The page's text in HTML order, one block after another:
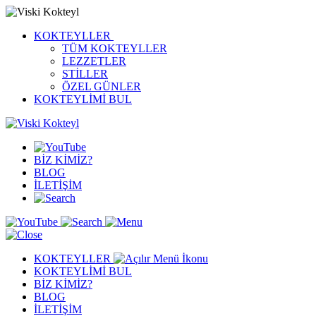
KOKTEYLLER
TÜM KOKTEYLLER
LEZZETLER
STİLLER
ÖZEL GÜNLER
KOKTEYLİMİ BUL
BİZ KİMİZ?
BLOG
İLETİŞİM
KOKTEYLLER
KOKTEYLİMİ BUL
BİZ KİMİZ?
BLOG
İLETİŞİM